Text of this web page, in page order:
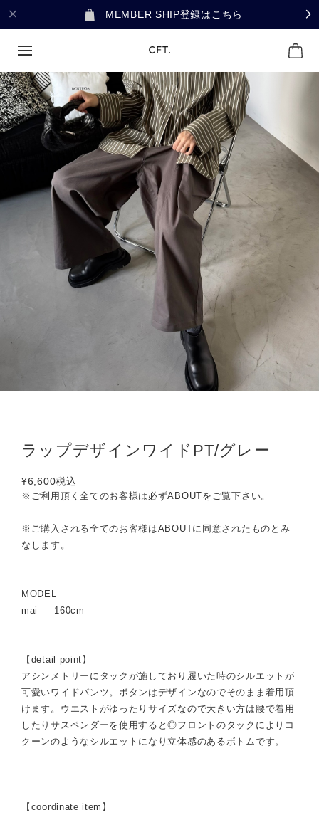
MEMBER SHIP登録はこちら
ラップデザインワイドPT/グレー
¥6,600税込
※ご利用頂く全てのお客様は必ずABOUTをご覧下さい。
※ご購入される全てのお客様はABOUTに同意されたものとみ
なします。
MODEL
mai 160cm
【detail point】
アシンメトリーにタックが施しており履いた時のシルエットが
可愛いワイドパンツ。ボタンはデザインなのでそのまま着用頂
けます。ウエストがゆったりサイズなので大きい方は腰で着用
したりサスペンダーを使用すると◎フロントのタックによりコ
クーンのようなシルエットになり立体感のあるボトムです。
【coordinate item】